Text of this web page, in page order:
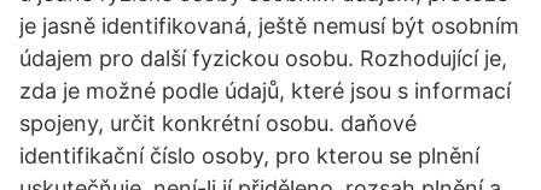
je jasně identifikovaná, ještě nemusí být osobním
údajem pro další fyzickou osobu. Rozhodující je,
zda je možné podle údajů, které jsou s informací
spojeny, určit konkrétní osobu. daňové
identifikační číslo osoby, pro kterou se plnění